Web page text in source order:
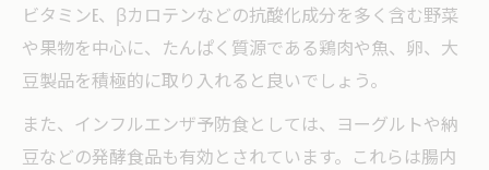
ビタミンE、βカロテンなどの抗酸化成分を多く含む野菜
や果物を中心に、たんぱく質源である鶏肉や魚、卵、大
豆製品を積極的に取り入れると良いでしょう。
また、インフルエンザ予防食としては、ヨーグルトや納
豆などの発酵食品も有効とされています。これらは腸内